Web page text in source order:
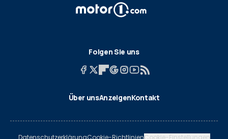
Folgen Sie uns
Über unsAnzeigenKontakt